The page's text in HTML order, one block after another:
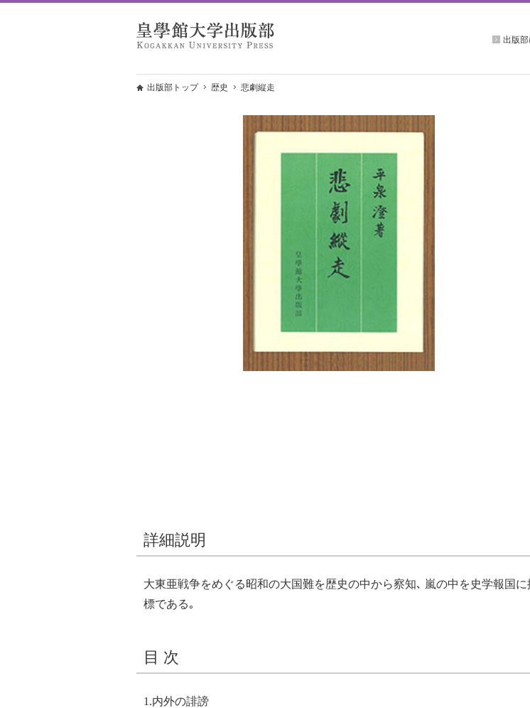
出版
出版部トップ 歴史 悲劇縦走
詳細説明
大東亜戦争をめぐる昭和の大国難を歴史の中から察知､ 嵐の中を史学報国
標である｡
目 次
1.内外の誹謗